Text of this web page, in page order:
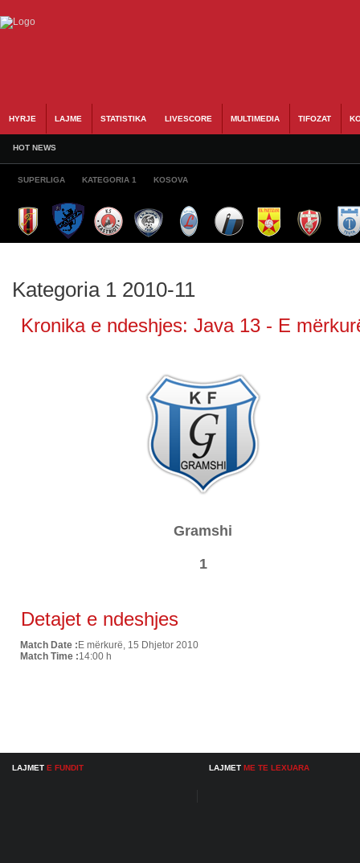
HYRJE LAJME STATISTIKA LIVESCORE MULTIMEDIA TIFOZAT
HOT NEWS
SUPERLIGA KATEGORIA 1 KOSOVA
Kategoria 1 2010-11
Kronika e ndeshjes: Java 13 - E
Gramshi
1
Detajet e ndeshjes
Match Date : E mërkurë, 15 Dhjetor 2010
Match Time :14:00 h
LAJMET E FUNDIT LAJMET ME TE LEXUARA